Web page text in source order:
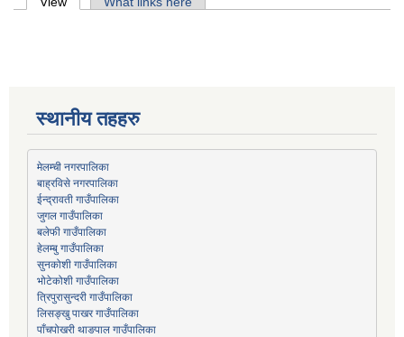
Primary tabs
स्थानीय तहहरु
मेलम्ची नगरपालिका
बाह्रविसे नगरपालिका
ईन्द्रावती गाउँपालिका
जुगल गाउँपालिका
बलेफी गाउँपालिका
हेलम्बु गाउँपालिका
सुनकोशी गाउँपालिका
भोटेकोशी गाउँपालिका
त्रिपुरासुन्दरी गाउँपालिका
लिसङ्खु पाखर गाउँपालिका
पाँचपोखरी थाङपाल गाउँपालिका